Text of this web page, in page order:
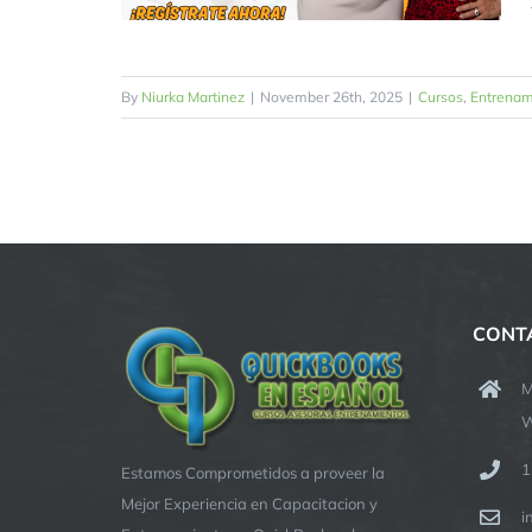
By Niurka Martinez | November 26th, 2025 | Cursos,
Estamos Comprometidos a proveer la
Mejor Experiencia en Capacitacion y